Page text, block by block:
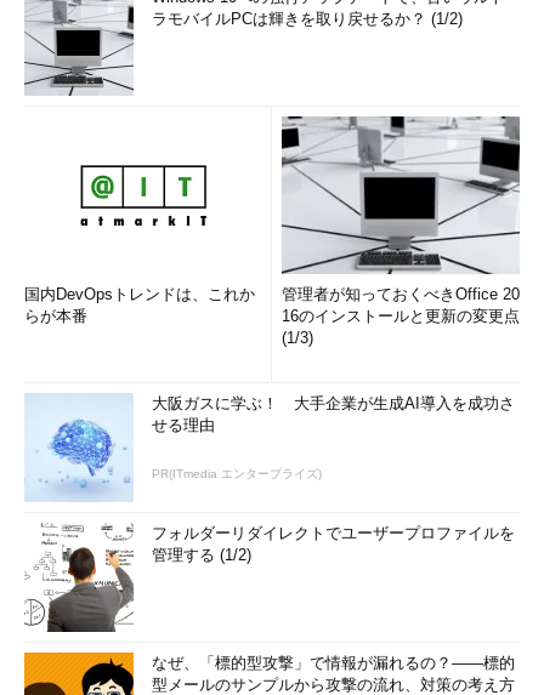
ラモバイルPCは輝きを取り戻せるか？ (1/2)
国内DevOpsトレンドは、これか
らが本番
管理者が知っておくべきOffice 20
16のインストールと更新の変更点
(1/3)
大阪ガスに学ぶ！ 大手企業が生成AI導入を成功さ
せる理由
PR(ITmedia エンタープライズ)
フォルダーリダイレクトでユーザープロファイルを
管理する (1/2)
なぜ、「標的型攻撃」で情報が漏れるの？――標的
型メールのサンプルから攻撃の流れ、対策の考え方